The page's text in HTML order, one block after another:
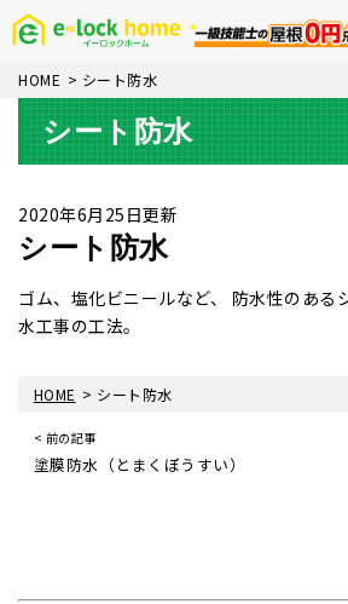
Skip
content
HOME > シート防水
シート防水
2020年6月25日更新
シート防水
ゴム、塩化ビニールなど、 防水性のある
水工事の工法。
HOME > シート防水
< 前の記事
塗膜防水（とまくぼうすい）